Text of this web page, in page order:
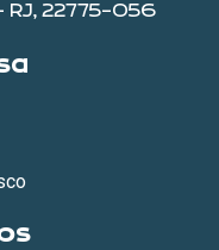
RJ, 22775-056